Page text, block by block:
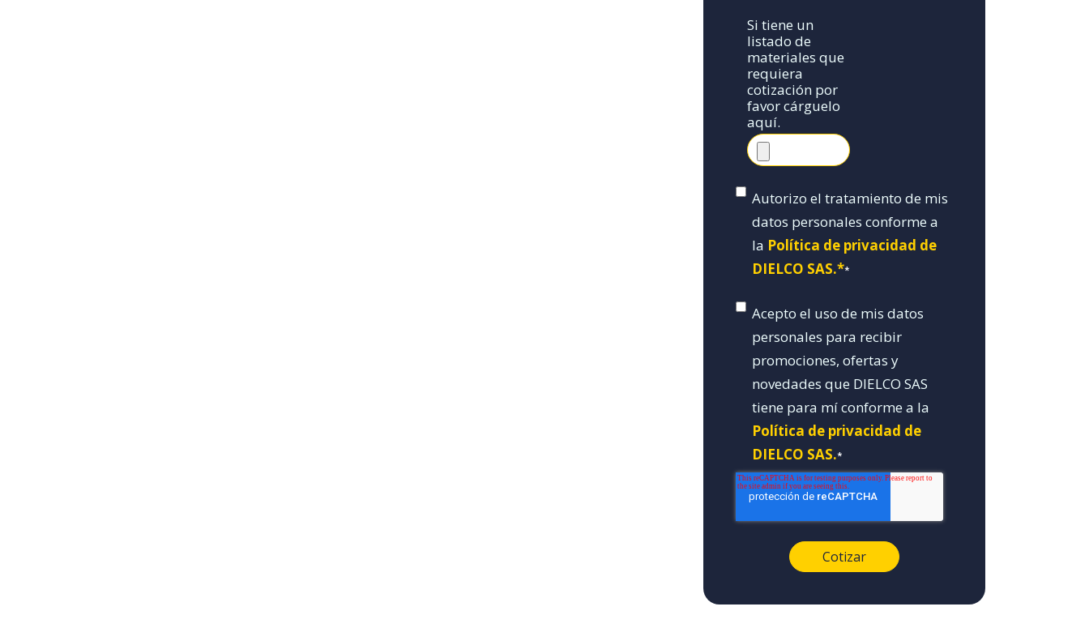
Si tiene un
listado de
materiales que
requiera
cotización por
favor cárguelo
aquí.
Autorizo el tratamiento de mis
datos personales conforme a
la Política de privacidad de
DIELCO SAS.**
Acepto el uso de mis datos
personales para recibir
promociones, ofertas y
novedades que DIELCO SAS
tiene para mí conforme a la
Política de privacidad de
DIELCO SAS.*